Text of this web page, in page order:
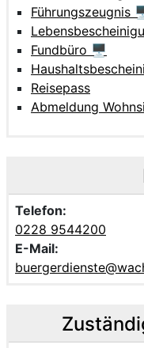
Führungszeugnis
Fundbüro 🖥
Reisepass
Abmeldung
Telefon:
0228 9544200
E-Mail: